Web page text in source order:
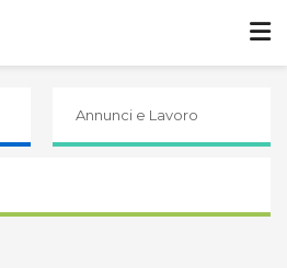
Annunci e Lavoro